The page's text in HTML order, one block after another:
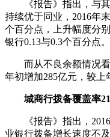
《报告》指出，与其
持续优于同业，2016年
个百分点，上升幅度分
银行0.13与0.3个百分点。
而从不良余额情况看
年初增加285亿元，较上
城商行拨备覆盖率
《报告》指出，2016
业银行拨备增长速度不